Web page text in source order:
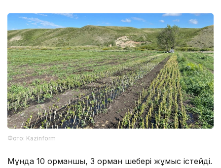
Фото: Kazinform
Мұнда 10 орманшы, 3 орман шебері жұмыс істейді.